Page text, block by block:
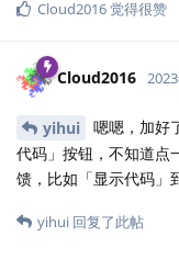
Cloud2016觉得很赞
Cloud2016
yihui
嗯嗯，加好
代码」按钮，不知道点
馈，比如「显示代码」
yihui 回复了此帖